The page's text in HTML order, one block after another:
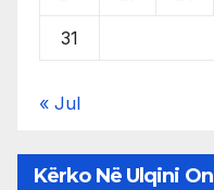
31
« Jul
Kërko Në Ulqini